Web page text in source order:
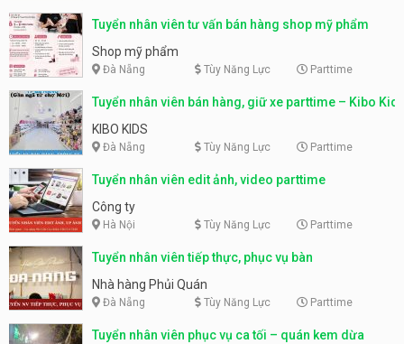
Tuyển nhân viên tư vấn bán hàng shop mỹ phẩm
Shop mỹ phẩm
Đà Nẵng Tùy Năng Lực Parttime
Tuyển nhân viên bán hàng, giữ xe parttime – Kibo Kid
KIBO KIDS
Đà Nẵng Tùy Năng Lực Parttime
Tuyển nhân viên edit ảnh, video parttime
Công ty
Hà Nội Tùy Năng Lực Parttime
Tuyển nhân viên tiếp thực, phục vụ bàn
Nhà hàng Phủi Quán
Đà Nẵng Tùy Năng Lực Parttime
Tuyển nhân viên phục vụ ca tối – quán kem dừa